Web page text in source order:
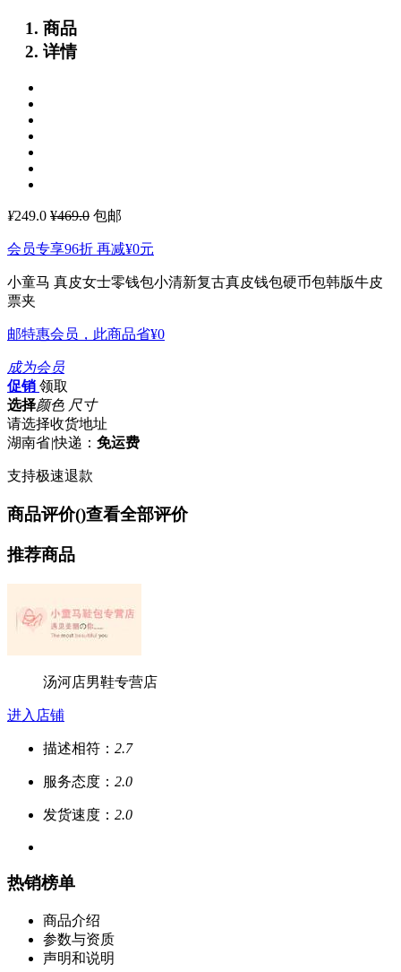
商品
详情
¥249.0 ¥469.0 包邮
会员专享96折 再减¥0元
小童马 真皮女士零钱包小清新复古真皮钱包硬币包韩版牛皮
票夹
邮特惠会员，此商品省¥0
成为会员
促销 领取
选择颜色 尺寸
请选择收货地址
湖南省|快递： 免运费
支持极速退款
商品评价()查看全部评价
推荐商品
汤河店男鞋专营店
进入店铺
描述相符： 2.7
服务态度： 2.0
发货速度： 2.0
热销榜单
商品介绍
参数与资质
声明和说明